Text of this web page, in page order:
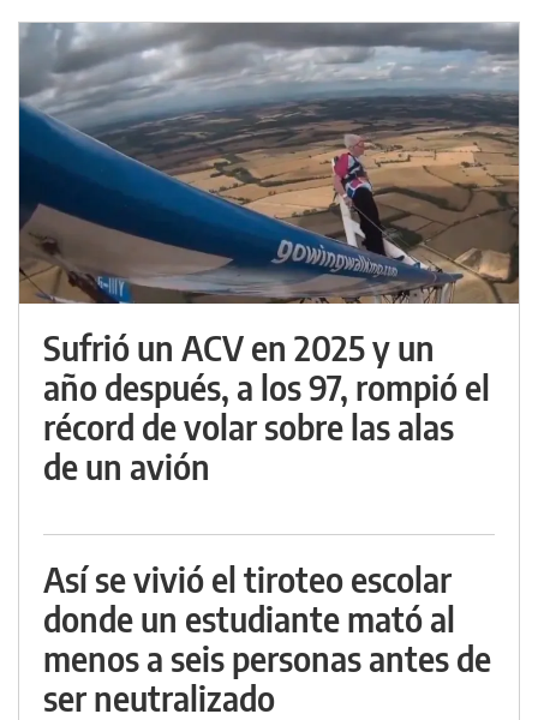
Sufrió un ACV en 2025 y un
año después, a los 97, rompió el
récord de volar sobre las alas
de un avión
Así se vivió el tiroteo escolar
donde un estudiante mató al
menos a seis personas antes de
ser neutralizado